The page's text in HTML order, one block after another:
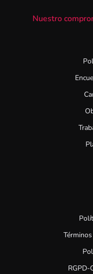
Nuestro
RGPD-